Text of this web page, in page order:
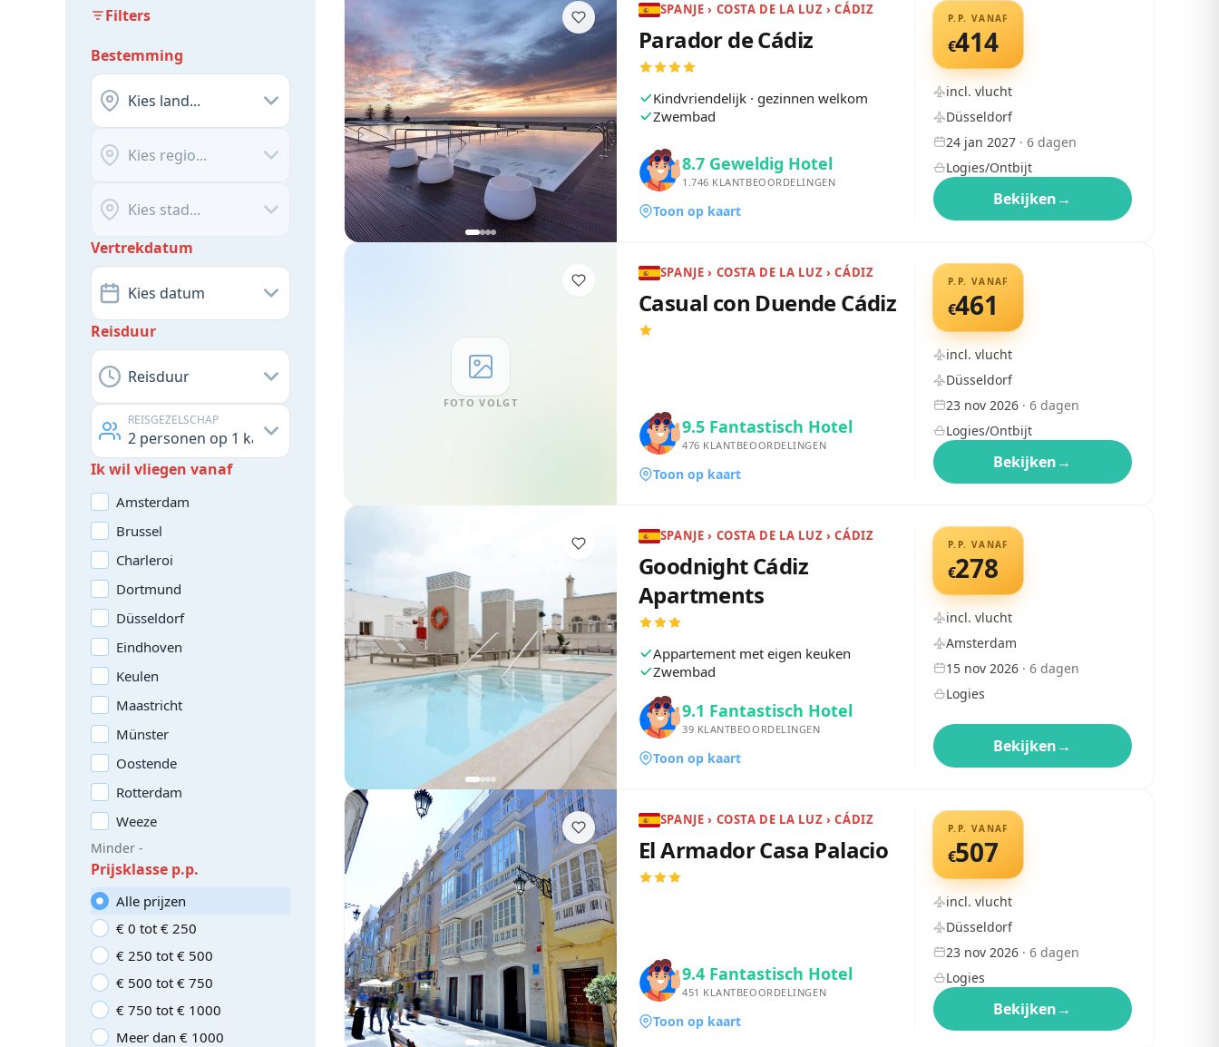
Filters
Bestemming
Kies land...
Kies regio...
Kies stad...
Vertrekdatum
Kies datum
Reisduur
Reisduur
REISGEZELSCHAP
2 personen op 1 kamer
Ik wil vliegen vanaf
Amsterdam
Brussel
Charleroi
Dortmund
Düsseldorf
Eindhoven
Keulen
Maastricht
Münster
Oostende
Rotterdam
Weeze
Minder -
Prijsklasse p.p.
Alle prijzen
€ 0 tot € 250
€ 250 tot € 500
€ 500 tot € 750
€ 750 tot € 1000
Meer dan € 1000
SPANJE › COSTA DE LA LUZ › CÁDIZ
Parador de Cádiz
Kindvriendelijk · gezinnen welkom
Zwembad
8.7 Geweldig Hotel
1.746 KLANTBEOORDELINGEN
Toon op kaart
P.P. VANAF
€414
incl. vlucht
Düsseldorf
24 jan 2027· 6dagen
Logies/Ontbijt
Bekijken→
FOTO VOLGT
SPANJE › COSTA DE LA LUZ › CÁDIZ
Casual con Duende Cádiz
9.5 Fantastisch Hotel
476 KLANTBEOORDELINGEN
Toon op kaart
P.P. VANAF
€461
incl. vlucht
Düsseldorf
23 nov 2026· 6dagen
Logies/Ontbijt
Bekijken→
SPANJE › COSTA DE LA LUZ › CÁDIZ
Goodnight Cádiz
Apartments
Appartement met eigen keuken
Zwembad
9.1 Fantastisch Hotel
39 KLANTBEOORDELINGEN
Toon op kaart
P.P. VANAF
€278
incl. vlucht
Amsterdam
15 nov 2026· 6dagen
Logies
Bekijken→
SPANJE › COSTA DE LA LUZ › CÁDIZ
El Armador Casa Palacio
9.4 Fantastisch Hotel
451 KLANTBEOORDELINGEN
Toon op kaart
P.P. VANAF
€507
incl. vlucht
Düsseldorf
23 nov 2026· 6dagen
Logies
Bekijken→